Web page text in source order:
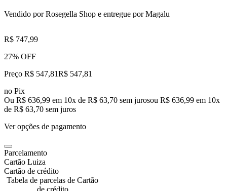
Vendido porRosegella Shop e entregue por Magalu
R$ 747,99
27% OFF
Preço R$ 547,81R$ 547,81
no Pix
Ou R$ 636,99 em 10x de R$ 63,70 sem jurosou R$ 636,99 em 10x
de R$ 63,70 sem juros
Ver opções de pagamento
Parcelamento
Cartão Luiza
Cartão de crédito
Tabela de parcelas de Cartão